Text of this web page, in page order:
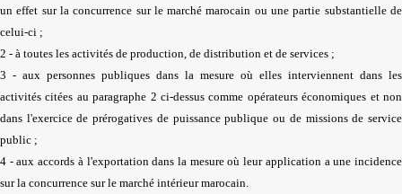
un effet sur la concurrence sur le marché marocain ou une partie substantielle de
celui-ci ;
2 - à toutes les activités de production, de distribution et de services ;
3 - aux personnes publiques dans la mesure où elles interviennent dans les
activités citées au paragraphe 2 ci-dessus comme opérateurs économiques et non
dans l'exercice de prérogatives de puissance publique ou de missions de service
public ;
4 - aux accords à l'exportation dans la mesure où leur application a une incidence
sur la concurrence sur le marché intérieur marocain.